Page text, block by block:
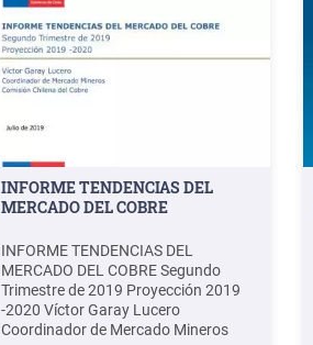
INFORME TENDENCIAS DEL
MERCADO DEL COBRE
INFORME TENDENCIAS DEL
MERCADO DEL COBRE Segundo
Trimestre de 2019 Proyección 2019
-2020 Víctor Garay Lucero
Coordinador de Mercado Mineros